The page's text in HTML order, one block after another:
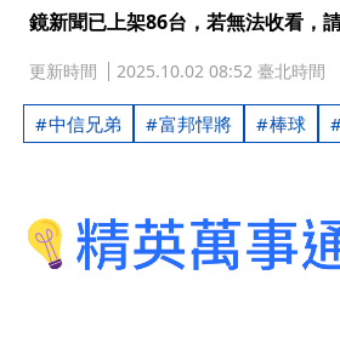
鏡新聞已上架86台，若無法收看，
更新時間 2025.10.02 08:52 臺北時間
中信兄弟 富邦悍將 棒球